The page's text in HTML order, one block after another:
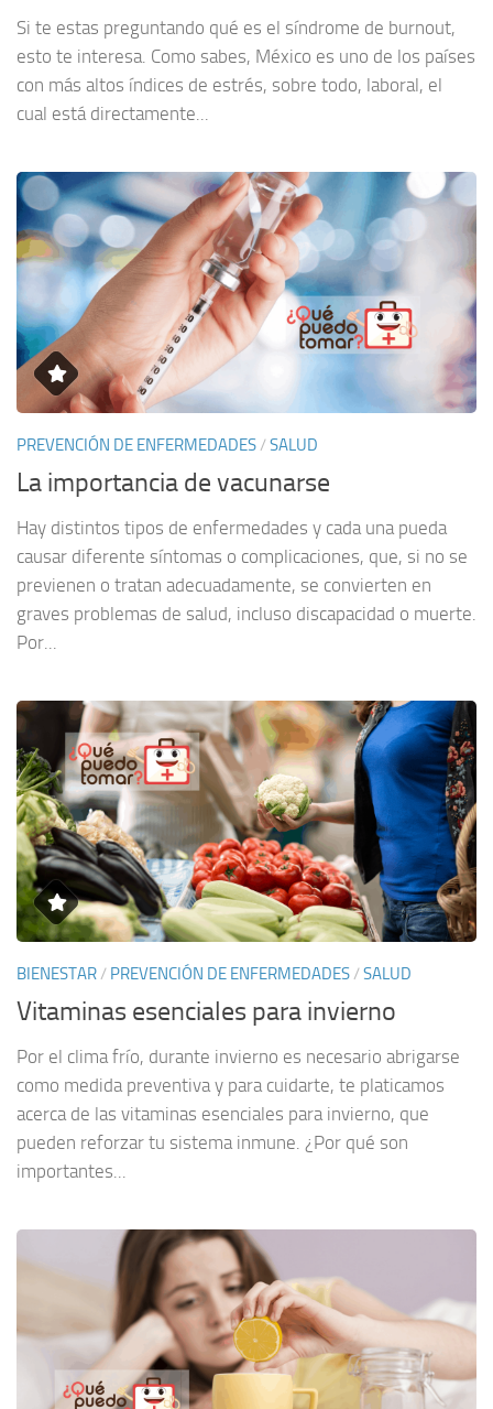
Si te estas preguntando qué es el síndrome de burnout,
esto te interesa. Como sabes, México es uno de los países
con más altos índices de estrés, sobre todo, laboral, el
cual está directamente...
PREVENCIÓN DE ENFERMEDADES /SALUD
La importancia de vacunarse
Hay distintos tipos de enfermedades y cada una pueda
causar diferente síntomas o complicaciones, que, si no se
previenen o tratan adecuadamente, se convierten en
graves problemas de salud, incluso discapacidad o muerte.
Por...
BIENESTAR / PREVENCIÓN DE ENFERMEDADES /SALUD
Vitaminas esenciales para invierno
Por el clima frío, durante invierno es necesario abrigarse
como medida preventiva y para cuidarte, te platicamos
acerca de las vitaminas esenciales para invierno, que
pueden reforzar tu sistema inmune. ¿Por qué son
importantes...